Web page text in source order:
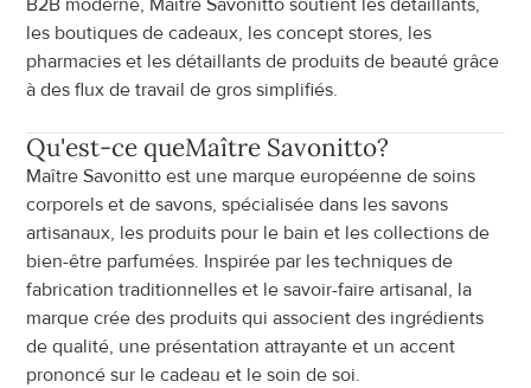
B2B moderne, Maître Savonitto soutient les détaillants,
les boutiques de cadeaux, les concept stores, les
pharmacies et les détaillants de produits de beauté grâce
à des flux de travail de gros simplifiés.
Qu'est-ce queMaître Savonitto?
Maître Savonitto est une marque européenne de soins
corporels et de savons, spécialisée dans les savons
artisanaux, les produits pour le bain et les collections de
bien-être parfumées. Inspirée par les techniques de
fabrication traditionnelles et le savoir-faire artisanal, la
marque crée des produits qui associent des ingrédients
de qualité, une présentation attrayante et un accent
prononcé sur le cadeau et le soin de soi.